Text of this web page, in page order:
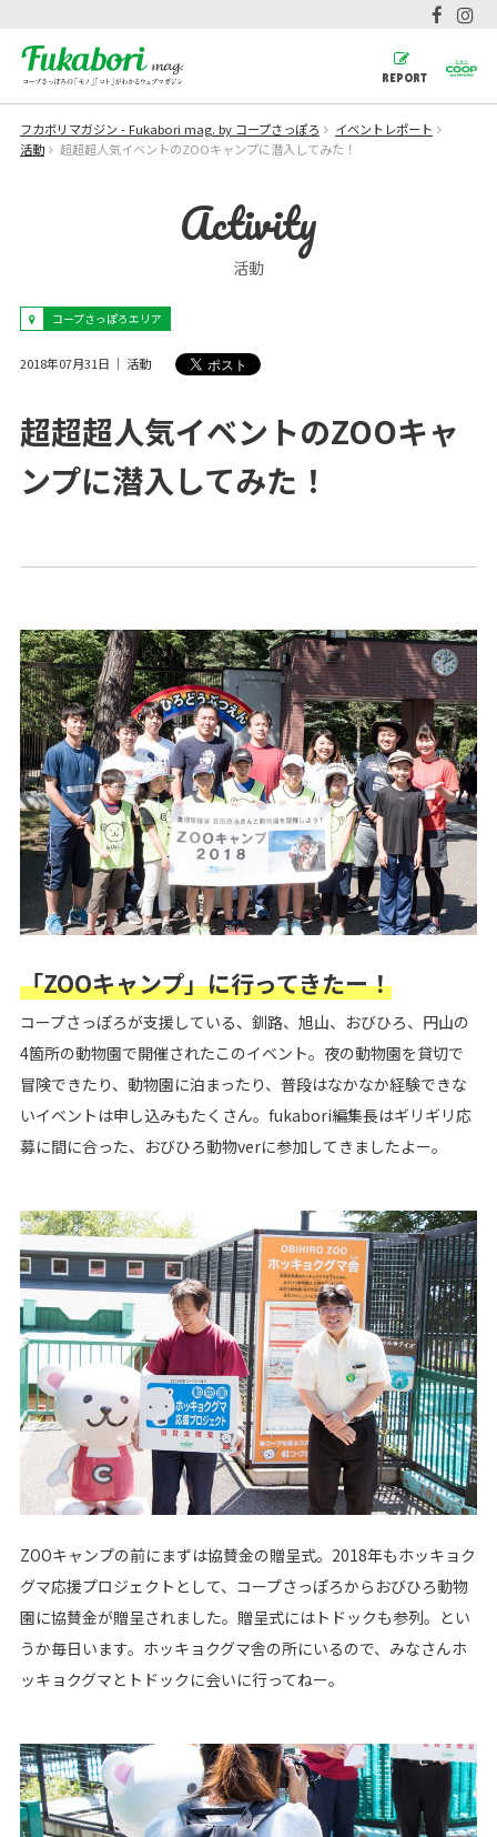
REPORT
フカボリマガジン - Fukabori mag. by コープさっぽろ
イベントレポート
活動
超超超人気イベントのZOOキャンプに潜入してみた！
Activity
活動
コープさっぽろエリア
2018年07月31日 活動
超超超人気イベントのZOOキャ
ンプに潜入してみた！
「ZOOキャンプ」に行ってきたー！
コープさっぽろが支援している、釧路、旭山、おびひろ、円山の
4箇所の動物園で開催されたこのイベント。夜の動物園を貸切で
冒険できたり、動物園に泊まったり、普段はなかなか経験できな
いイベントは申し込みもたくさん。fukabori編集長はギリギリ応
募に間に合った、おびひろ動物verに参加してきましたよー。
ZOOキャンプの前にまずは協賛金の贈呈式。2018年もホッキョク
グマ応援プロジェクトとして、コープさっぽろからおびひろ動物
園に協賛金が贈呈されました。贈呈式にはトドックも参列。とい
うか毎日います。ホッキョクグマ舎の所にいるので、みなさんホ
ッキョクグマとトドックに会いに行ってねー。